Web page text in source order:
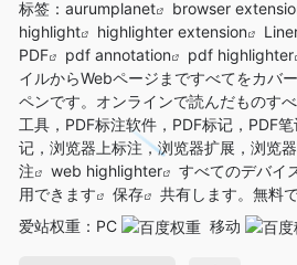
标签： aurumplanet browser
highlight
highlighter extension
PDF
pdf annotation pdf highlighter
イルからWebページまですべてをカバ
ペンです。オンラインで読んだものす
工具，PDF标注软件，PDF标记，PDF
记，浏览器上标注，浏览器扩展，浏览
注
web highlighter
すべてのデバイ
用できます
保存
共有します。無料
爱站权重： PC 移动